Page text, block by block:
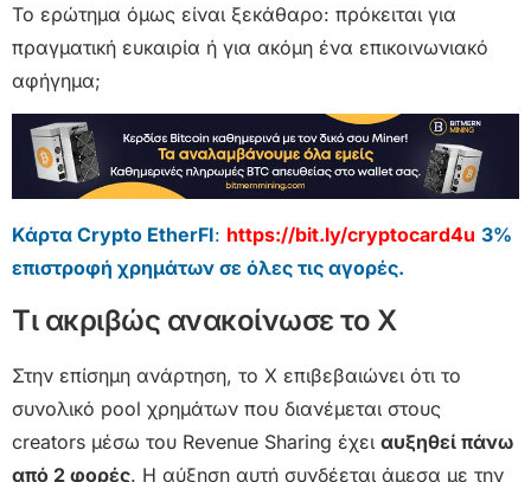
Το ερώτημα όμως είναι ξεκάθαρο: πρόκειται για
πραγματική ευκαιρία ή για ακόμη ένα επικοινωνιακό
αφήγημα;
Κάρτα Crypto EtherFI: https://bit.ly/cryptocard4u 3%
επιστροφή χρημάτων σε όλες τις αγορές.
Τι ακριβώς ανακοίνωσε το X
Στην επίσημη ανάρτηση, το X επιβεβαιώνει ότι το
συνολικό pool χρημάτων που διανέμεται στους
creators μέσω του Revenue Sharing έχει αυξηθεί πάνω
από 2 φορές. Η αύξηση αυτή συνδέεται άμεσα με την